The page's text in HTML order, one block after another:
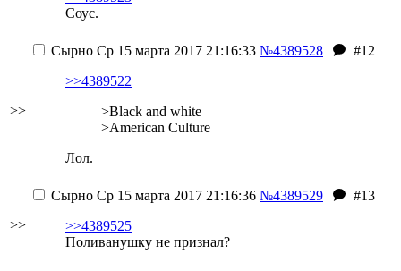
Соус.
>>
Сырно Ср 15 марта 2017 21:16:33 №4389528
#12
>>4389522
>Black and white
>American Culture
Лол.
>>
Сырно Ср 15 марта 2017 21:16:36 №4389529
#13
>>4389525
Поливанушку не признал?